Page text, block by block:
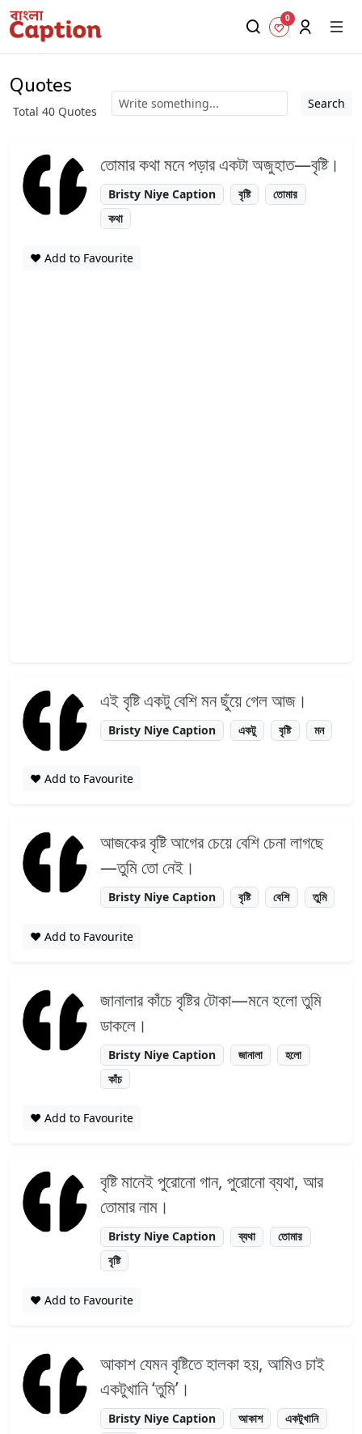
0
Quotes
Total 40 Quotes
Search
তোমার কথা মনে পড়ার একটা অজুহাত—বৃষ্টি।
Bristy Niye Caption বৃষ্টি
তোমার
কথা
❤️ Add to Favourite
এই বৃষ্টি একটু বেশি মন ছুঁয়ে গেল আজ।
Bristy Niye Caption একটু বৃষ্টি মন
❤️ Add to Favourite
আজকের বৃষ্টি আগের চেয়ে বেশি চেনা লাগছে
—তুমি তো নেই।
Bristy Niye Caption বৃষ্টি বেশি তুমি
❤️ Add to Favourite
জানালার কাঁচে বৃষ্টির টোকা—মনে হলো তুমি
ডাকলে।
Bristy Niye Caption জানালা
হলো
কাঁচ
❤️ Add to Favourite
বৃষ্টি মানেই পুরোনো গান, পুরোনো ব্যথা, আর
তোমার নাম।
Bristy Niye Caption ব্যথা
তোমার
বৃষ্টি
❤️ Add to Favourite
আকাশ যেমন বৃষ্টিতে হালকা হয়, আমিও চাই
একটুখানি ‘তুমি’।
Bristy Niye Caption আকাশ
একটুখানি